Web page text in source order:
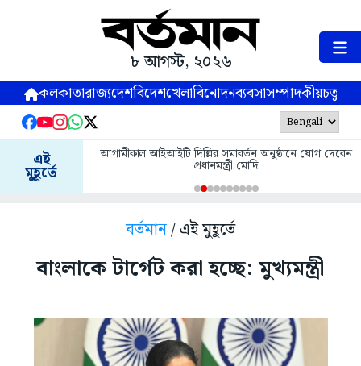
৮ আগস্ট, ২০২৬
কলকাতারাজ্যদেশবিদেশখেলাবিনোদনব্যবসাসম্পাদকীয়
এই
মুহূর্তে
আগামীকাল আইআইটি দিল্লির সমাবর্তন অনুষ্ঠানে যোগ দেবেন
প্রধানমন্ত্রী মোদি
বর্তমান/ এই মুহূর্তে
বাংলাকে টার্গেট করা হচ্ছে: মুখ্যমন্ত্রী